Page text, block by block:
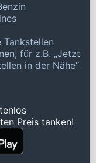
für z.B. „Jetzt
in der Nähe“
Preis tanken!